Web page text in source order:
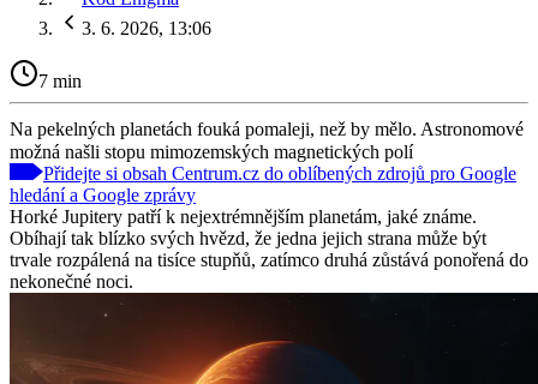
3. 6. 2026, 13:06
7 min
Na pekelných planetách fouká pomaleji, než by mělo. Astronomové
možná našli stopu mimozemských magnetických polí
Přidejte si obsah Centrum.cz do oblíbených zdrojů pro Google
hledání a Google zprávy
Horké Jupitery patří k nejextrémnějším planetám, jaké známe.
Obíhají tak blízko svých hvězd, že jedna jejich strana může být
trvale rozpálená na tisíce stupňů, zatímco druhá zůstává ponořená do
nekonečné noci.